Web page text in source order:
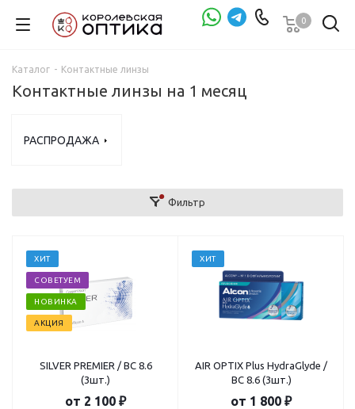
0
Каталог - Контактные линзы
Контактные линзы на 1 месяц
РАСПРОДАЖА
Фильтр
ХИТ
СОВЕТУЕМ
НОВИНКА
АКЦИЯ
SILVER PREMIER / BC 8.6
(3шт.)
от 2 100 ₽
ХИТ
AIR OPTIX Plus HydraGlyde /
BC 8.6 (3шт.)
от 1 800 ₽